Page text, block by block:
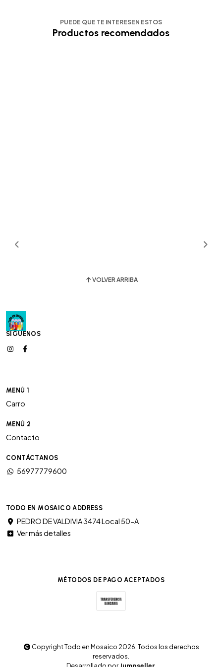
PUEDE QUE TE INTERESEN ESTOS
Productos recomendados
VOLVER ARRIBA
SÍGUENOS
MENÚ 1
Carro
MENÚ 2
Contacto
CONTÁCTANOS
56977779600
TODO EN MOSAICO ADDRESS
PEDRO DE VALDIVIA 3474 Local 50-A
Ver más detalles
MÉTODOS DE PAGO ACEPTADOS
Copyright Todo en Mosaico 2026. Todos los derechos
reservados.